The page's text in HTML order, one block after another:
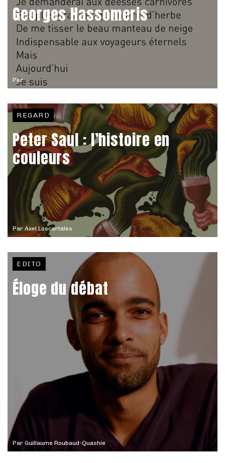
Par
Georges Hassomeris
Par Axel Loscertales
REGARD
Peter Saul : l’histoire en
couleurs
Par Guillaume Roubaud-Quashie
EDITO
Éloge du débat